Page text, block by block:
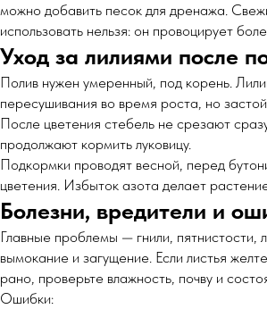
можно добавить песок для дренажа.
использовать нельзя: он провоцирует
Уход за лилиями после
Полив нужен умеренный, под корень.
пересушивания во время роста, но
После цветения стебель не срезают
продолжают кормить луковицу.
Подкормки проводят весной, перед
цветения. Избыток азота делает
Болезни, вредители и
Главные проблемы — гнили, пятнистости,
вымокание и загущение. Если листья
рано, проверьте влажность, почву и
Ошибки: